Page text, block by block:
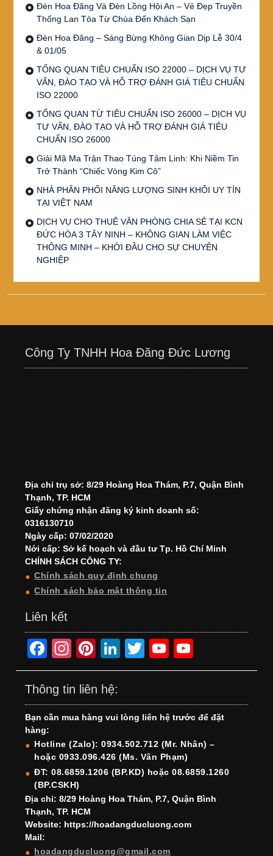
Đèn Hoa Đăng Và Đèn Lồng Hội An – Vẻ Đẹp Truyền
Thống Lan Tỏa Từ Chùa Đến Khách Sạn
Đèn Hoa Đăng – Sáng Bừng Không Gian Dịp Lễ 30/4
& 01/05
TỔNG QUAN TIÊU CHUẨN ISO 22000 – DỊCH VỤ TƯ
VẤN, ĐÀO TẠO VÀ HỖ TRỢ ĐÁNH GIÁ TIÊU CHUẨN
ISO 22000
TỔNG QUAN TỪ TIÊU CHUẨN ISO 26000 – DỊCH VỤ
TƯ VẤN, ĐÀO TẠO VÀ HỖ TRỢ ĐÁNH GIÁ TIÊU
CHUẨN ISO 26000
Giải Mã Ma Trận Thao Túng Tâm Linh: Khi Niềm Tin
Trở Thành “Chiếc Vòng Kim Cô”
NHÀ PHÂN PHỐI NĂNG LƯỢNG SINH KHỐI UY TÍN
TẠI VIỆT NAM
DỊCH VỤ CHO THUÊ VĂN PHÒNG CHIA SẺ TẠI KCN
ĐỨC HÒA 3 TÂY NINH – KHÔNG GIAN LÀM VIỆC
THÔNG MINH – KHỞI ĐẦU CHO SỰ CHUYÊN
NGHIỆP
Công Ty TNHH Hoa Đăng Đức Lương
Địa chỉ trụ sở: 8/29 Hoàng Hoa Thám, P.7, Quận Bình
Thạnh, TP. HCM
Giấy chứng nhận đăng ký kinh doanh số:
0316130710
Ngày cấp: 07/02/2020
Nới cấp: Sở kế hoạch và đầu tư Tp. Hồ Chí Minh
CHÍNH SÁCH CÔNG TY:
Chính sách quy định chung
Chính sách bảo mật thông tin
Liên kết
F
a
c
e
b
o
o
k
In
st
a
gr
a
m
Pi
nt
er
e
st
Li
n
e
dI
n
T
wi
er
Y
o
T
u
b
e
o
T
u
b
e
h
Thông tin liên hệ:
Bạn cần mua hàng vui lòng liên hệ trước để đặt
hàng:
Hotline (Zalo): 0934.502.712 (Mr. Nhân) –
hoặc 0933.096.426 (Ms. Vân Phạm)
ĐT: 08.6859.1206 (BP.KD) hoặc 08.6859.1260
(BP.CSKH)
Địa chỉ: 8/29 Hoàng Hoa Thám, P.7, Quận Bình
Thạnh, TP. HCM
Website: https://hoadangducluong.com
Mail:
hoadangducluong@gmail.com